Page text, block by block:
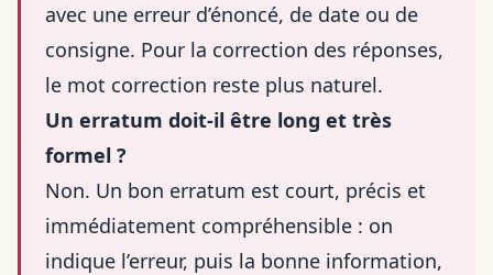
avec une erreur d’énoncé, de date ou de
consigne. Pour la correction des réponses,
le mot correction reste plus naturel.
Un erratum doit-il être long et très
formel ?
Non. Un bon erratum est court, précis et
immédiatement compréhensible : on
indique l’erreur, puis la bonne information,